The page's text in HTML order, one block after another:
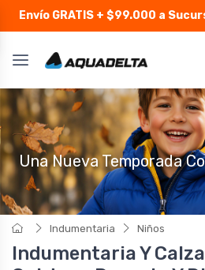
Una Nueva Temporada
Indumentaria Niños
Indumentaria Y